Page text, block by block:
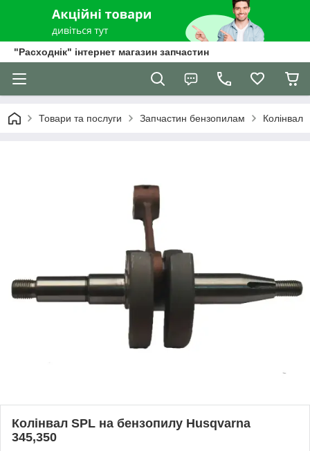
"Расходнік" інтернет магазин запчастин
Товари та послуги Запчастин бензопилам Колінвал
Колінвал SPL на бензопилу Husqvarna
345,350